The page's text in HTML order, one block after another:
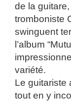
de la
tromboniste
swinguent
l’album
variété.
Le guitariste
tout en y